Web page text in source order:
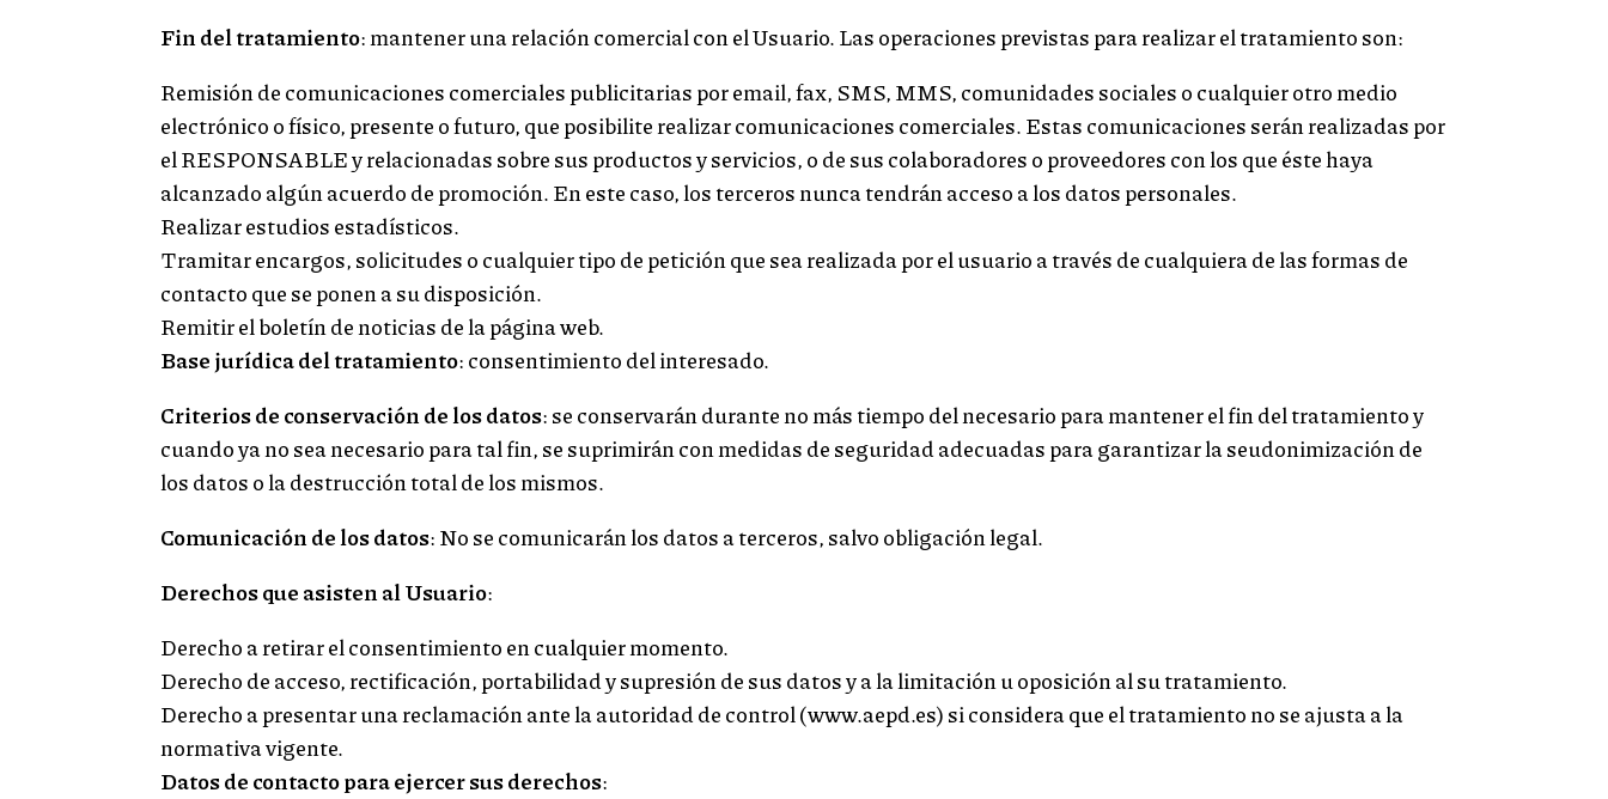
Fin del tratamiento: mantener una relación comercial con el Usuario. Las operaciones previstas para realizar el tratamiento son:
Remisión de comunicaciones comerciales publicitarias por email, fax, SMS, MMS, comunidades sociales o cualquier otro medio
electrónico o físico, presente o futuro, que posibilite realizar comunicaciones comerciales. Estas comunicaciones serán realizadas por
el RESPONSABLE y relacionadas sobre sus productos y servicios, o de sus colaboradores o proveedores con los que éste haya
alcanzado algún acuerdo de promoción. En este caso, los terceros nunca tendrán acceso a los datos personales.
Realizar estudios estadísticos.
Tramitar encargos, solicitudes o cualquier tipo de petición que sea realizada por el usuario a través de cualquiera de las formas de
contacto que se ponen a su disposición.
Remitir el boletín de noticias de la página web.
Base jurídica del tratamiento: consentimiento del interesado.
Criterios de conservación de los datos: se conservarán durante no más tiempo del necesario para mantener el fin del tratamiento y
cuando ya no sea necesario para tal fin, se suprimirán con medidas de seguridad adecuadas para garantizar la seudonimización de
los datos o la destrucción total de los mismos.
Comunicación de los datos: No se comunicarán los datos a terceros, salvo obligación legal.
Derechos que asisten al Usuario:
Derecho a retirar el consentimiento en cualquier momento.
Derecho de acceso, rectificación, portabilidad y supresión de sus datos y a la limitación u oposición al su tratamiento.
Derecho a presentar una reclamación ante la autoridad de control (www.aepd.es) si considera que el tratamiento no se ajusta a la
normativa vigente.
Datos de contacto para ejercer sus derechos: